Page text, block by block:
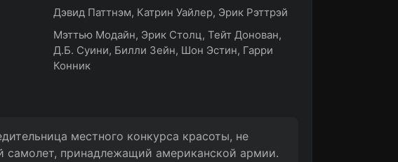
Дэвид Паттнэм, Катрин Уайлер, Эрик Рэттрэй
Мэттью Модайн, Эрик Столц, Тейт Донован,
Д.Б. Суини, Билли Зейн, Шон Эстин, Гарри
Конник
местного конкурса красоты, не
самолет, принадлежащий американской армии.